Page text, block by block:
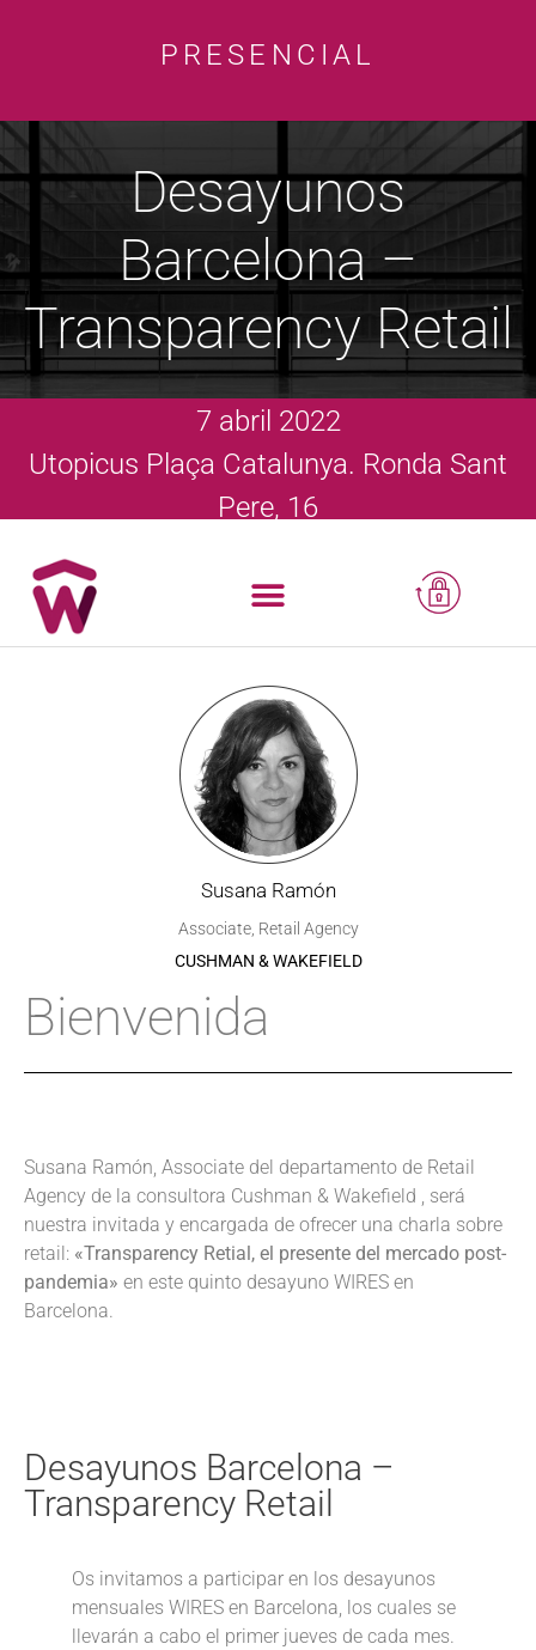
PRESENCIAL
Desayunos
Barcelona –
Transparency Retail
7 abril 2022
Utopicus Plaça Catalunya. Ronda Sant
Pere, 16
Susana Ramón
Associate, Retail Agency
CUSHMAN & WAKEFIELD
Bienvenida
Susana Ramón, Associate del departamento de Retail
Agency de la consultora Cushman & Wakefield , será
nuestra invitada y encargada de ofrecer una charla sobre
retail: «Transparency Retial, el presente del mercado post-
pandemia» en este quinto desayuno WIRES en
Barcelona.
Desayunos Barcelona –
Transparency Retail
Os invitamos a participar en los desayunos
mensuales WIRES en Barcelona, los cuales se
llevarán a cabo el primer jueves de cada mes.